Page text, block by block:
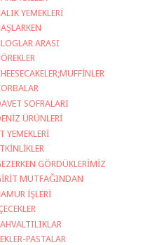
YEMEKLERİ
ARASI
SOFRALARI
ÜRÜNLERİ
YEMEKLERİ
GÖRDÜKLERİMİZ
MUTFAĞINDAN
İŞLERİ
PASTALAR